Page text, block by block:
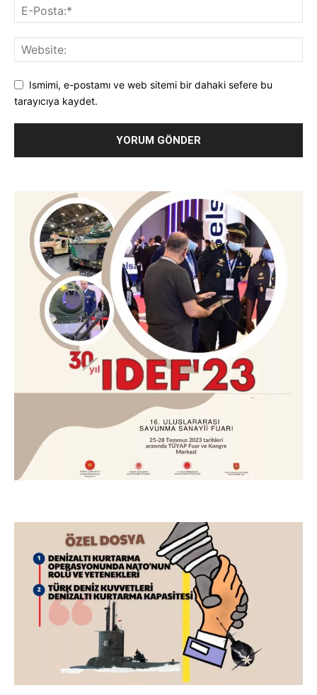
Ismimi, e-postamı ve web sitemi bir dahaki sefere bu
tarayıcıya kaydet.